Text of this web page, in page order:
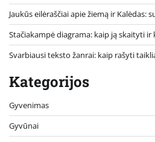
Jaukūs eilėraščiai apie žiemą ir Kalėdas:
Stačiakampė diagrama: kaip ją skaityti ir
Svarbiausi teksto žanrai: kaip rašyti
Kategorijos
Gyvenimas
Gyvūnai